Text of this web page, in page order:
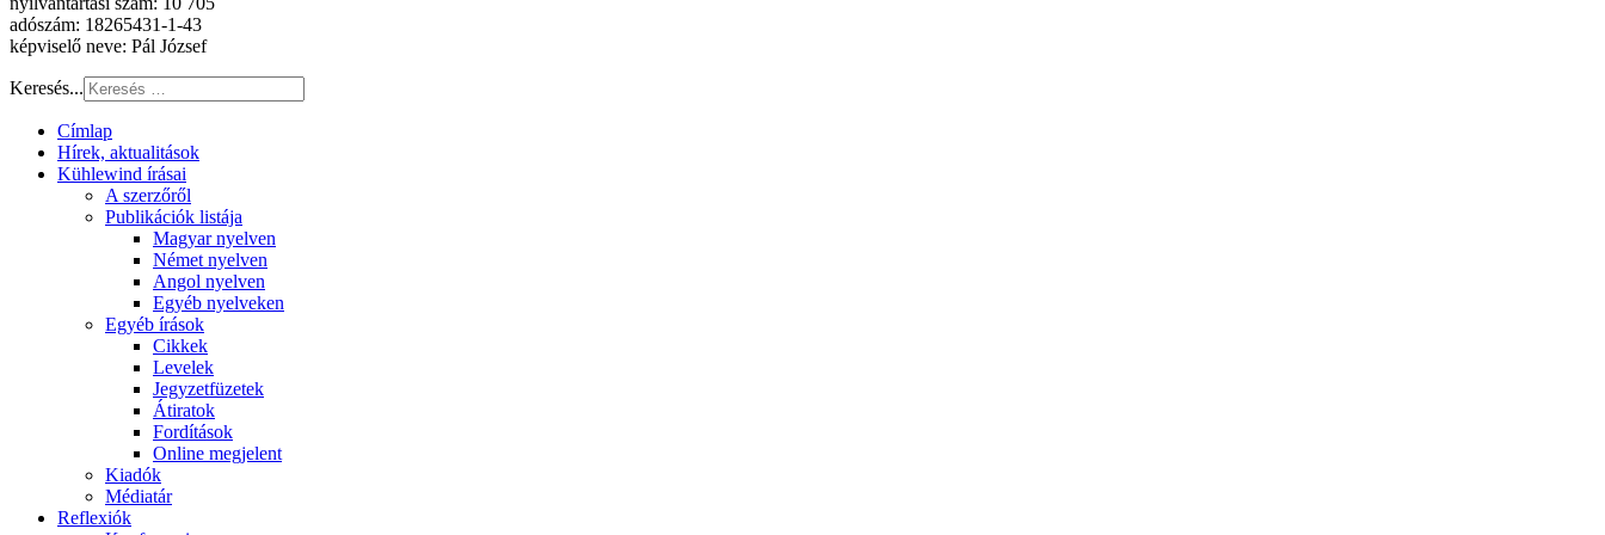
adószám: 18265431-1-43
képviselő neve: Pál József
Keresés...
Címlap
Hírek, aktualitások
Kühlewind írásai
A szerzőről
Publikációk listája
Magyar nyelven
Német nyelven
Angol nyelven
Egyéb nyelveken
Egyéb írások
Cikkek
Levelek
Jegyzetfüzetek
Átiratok
Fordítások
Online megjelent
Kiadók
Médiatár
Reflexiók